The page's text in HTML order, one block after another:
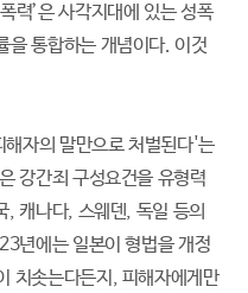
력’은 사각지대에 있는 성폭
을 통합하는 개념이다. 이것
자의 말만으로 처벌된다'는
강간죄 구성요건을 유형력
캐나다, 스웨덴, 독일 등의
년에는 일본이 형법을 개정
치솟는다든지, 피해자에게만